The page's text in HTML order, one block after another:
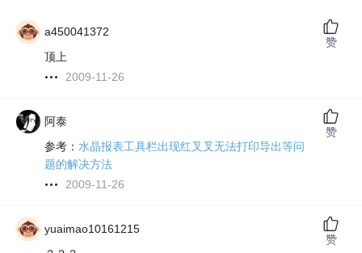
a450041372
顶上
2009-11-26
赞
阿泰
参考：水晶报表工具栏出现红叉叉无法打印导出等问
题的解决方法
2009-11-26
赞
yuaimao10161215
赞